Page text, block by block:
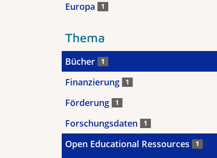
Europa 1
Thema
Bücher 1
Finanzierung 1
Förderung 1
Forschungsdaten 1
Open Educational Ressources 1